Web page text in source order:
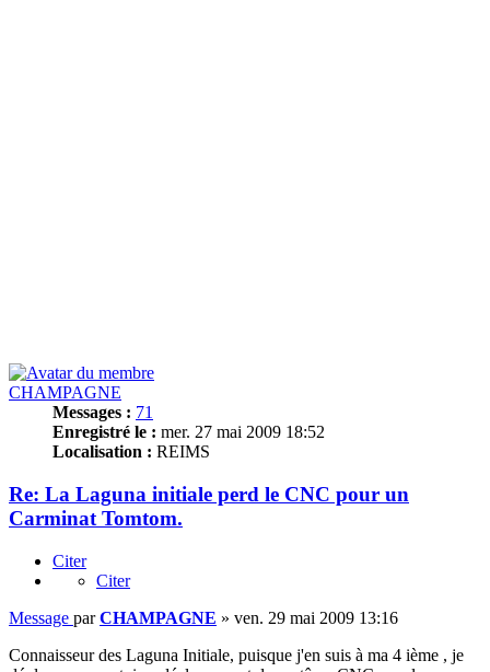
CHAMPAGNE
Messages : 71
Enregistré le : mer. 27 mai 2009 18:52
Localisation : REIMS
Re: La Laguna initiale perd le CNC pour un
Carminat Tomtom.
Citer
Citer
Message parCHAMPAGNE » ven. 29 mai 2009 13:16
Connaisseur des Laguna Initiale, puisque j'en suis à ma 4 ième , je